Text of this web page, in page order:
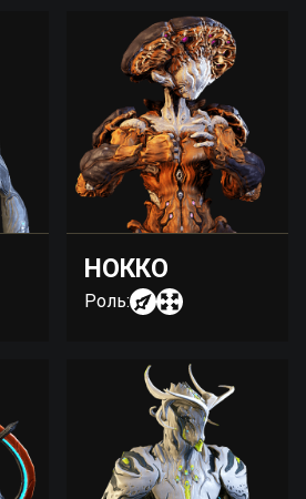
НОККО
Роль: